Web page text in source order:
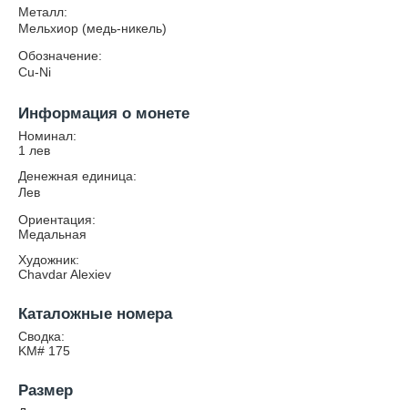
Металл:
Мельхиор (медь-никель)
Обозначение:
Cu-Ni
Информация о монете
Номинал:
1 лев
Денежная единица:
Лев
Ориентация:
Медальная
Художник:
Chavdar Alexiev
Каталожные номера
Сводка:
KM# 175
Размер